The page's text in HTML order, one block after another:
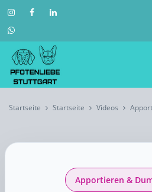
Startseite Startseite Videos
Apportieren &